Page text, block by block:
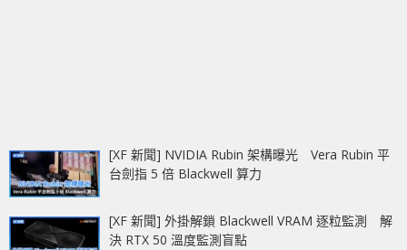
[XF 新聞] NVIDIA Rubin 架構曝光 Vera Rubin 平
台劍指 5 倍 Blackwell 算力
[XF 新聞] 外掛解鎖 Blackwell VRAM 逐粒監測 解
決 RTX 50 溫度監測盲點